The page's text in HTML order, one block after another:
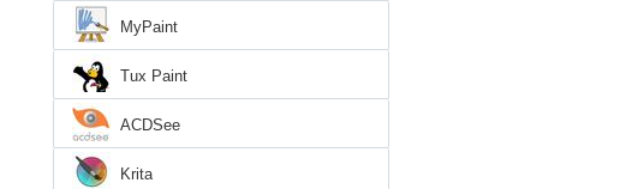
MyPaint
Tux Paint
ACDSee
Krita